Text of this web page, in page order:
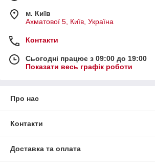
м. Київ
Ахматової 5, Київ, Україна
Контакти
Сьогодні працює з 09:00 до 19:00
Показати весь графік роботи
Про нас
Контакти
Доставка та оплата